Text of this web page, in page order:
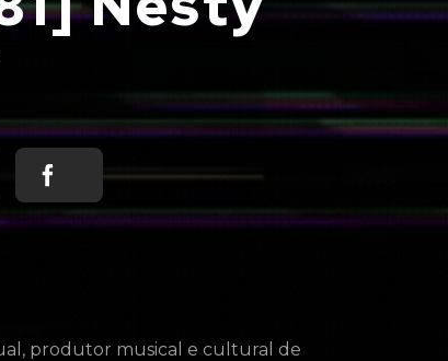
produtor musical e cultural de